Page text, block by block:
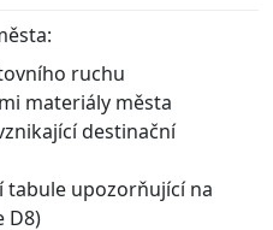
ruchu
materiály města
destinační
upozorňující na
D8)